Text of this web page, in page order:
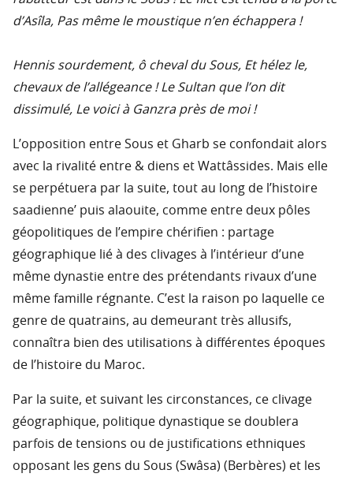
d’Asîla, Pas même le moustique n’en échappera !
Hennis sourdement, ô cheval du Sous, Et hélez le,
chevaux de l’allégeance ! Le Sultan que l’on dit
dissimulé, Le voici à Ganzra près de moi !
L’opposition entre Sous et Gharb se confondait alors
avec la rivalité entre & diens et Wattâssides. Mais elle
se perpétuera par la suite, tout au long de l’histoire
saadienne’ puis alaouite, comme entre deux pôles
géopolitiques de l’empire chérifien : partage
géographique lié à des clivages à l’intérieur d’une
même dynastie entre des prétendants rivaux d’une
même famille régnante. C’est la raison po laquelle ce
genre de quatrains, au demeurant très allusifs,
connaîtra bien des utilisations à différentes époques
de l’histoire du Maroc.
Par la suite, et suivant les circonstances, ce clivage
géographique, politique dynastique se doublera
parfois de tensions ou de justifications ethniques
opposant les gens du Sous (Swâsa) (Berbères) et les